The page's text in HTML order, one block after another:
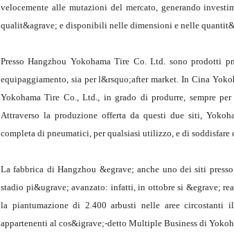
velocemente alle mutazioni del mercato, generando
qualit&agrave; e disponibili nelle dimensioni e nelle
Presso Hangzhou Yokohama Tire Co. Ltd. sono prodotti
equipaggiamento, sia per l&rsquo;after market. In Cina
Yokohama Tire Co., Ltd., in grado di produrre, sempre
Attraverso la produzione offerta da questi due siti,
completa di pneumatici, per qualsiasi utilizzo, e di
La fabbrica di Hangzhou &egrave; anche uno dei siti
stadio pi&ugrave; avanzato: infatti, in ottobre si &egrave;
la piantumazione di 2.400 arbusti nelle aree circostanti
appartenenti al cos&igrave;-detto Multiple Business di